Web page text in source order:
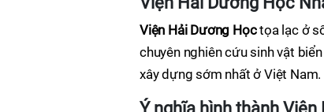
Viện Hải Dương Họctọa lạc ở
chuyên nghiên cứu sinh vật
xây dựng sớm nhất ở Việt Nam.